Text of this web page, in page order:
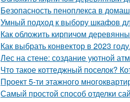
Безопасность пеноплекса в
Умный подход к выбору шкафов
Как обложить кирпичом
Как выбрать конвектор в 2023
Лес на стене: создание уютной
Что такое коттеджный поселок?
Проект 5-ти этажного
Самый простой способ отделки